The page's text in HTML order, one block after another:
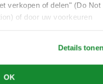
verkopen of delen" (Do Not
of door uw voorkeuren
Details
OK